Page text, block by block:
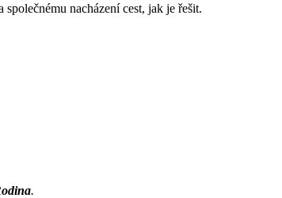
nacházení cest, jak je řešit.
.